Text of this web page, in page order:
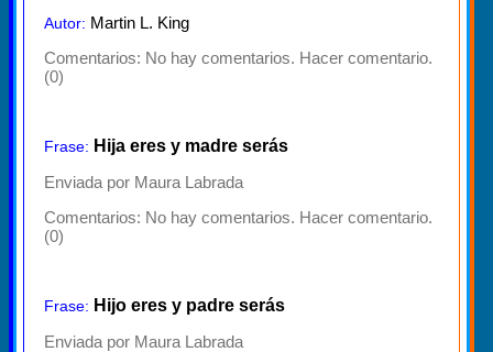
Autor: Martin L. King
Comentarios: No hay comentarios. Hacer comentario.
(0)
Frase: Hija eres y madre serás
Enviada por Maura Labrada
Comentarios: No hay comentarios. Hacer comentario.
(0)
Frase: Hijo eres y padre serás
Enviada por Maura Labrada